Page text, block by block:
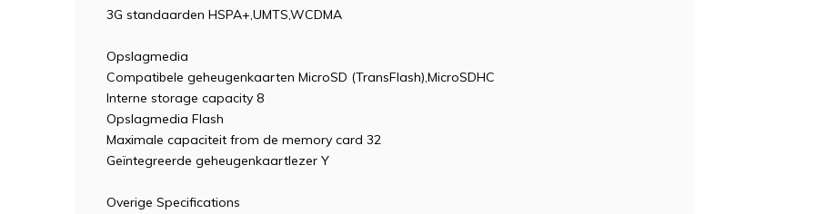
3G standaarden HSPA+,UMTS,WCDMA
Opslagmedia
Compatibele geheugenkaarten MicroSD (TransFlash),MicroSDHC
Interne storage capacity 8
Opslagmedia Flash
Maximale capaciteit from de memory card 32
Geïntegreerde geheugenkaartlezer Y
Overige Specifications